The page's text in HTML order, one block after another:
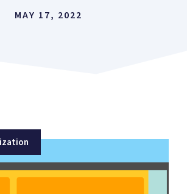
MAY 17, 2022